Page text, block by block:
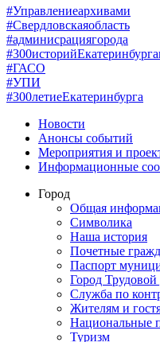
#Управлениеархивами
#Свердловскаяобласть
#админисрациягорода
#ГАСО
#УПИ
#300летиеЕкатеринбурга
Новости
Анонсы событий
Мероприятия и
Информационные
Город
Общая
Символика
Наша история
Почетные
Паспорт
Город
Служба по
Жителям и
Национальные
Туризм